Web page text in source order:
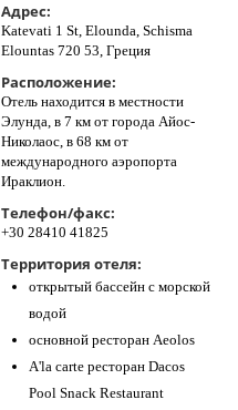
Адрес:
Katevati 1 St, Elounda, Schisma
Elountas 720 53, Греция
Расположение:
Отель находится в местности
Элунда, в 7 км от города Айос-
Николаос, в 68 км от
международного аэропорта
Ираклион.
Телефон/факс:
+30 28410 41825
Территория отеля:
открытый бассейн с морской
водой
основной ресторан Aeolos
A'la carte ресторан Dacos
Pool Snack Restaurant